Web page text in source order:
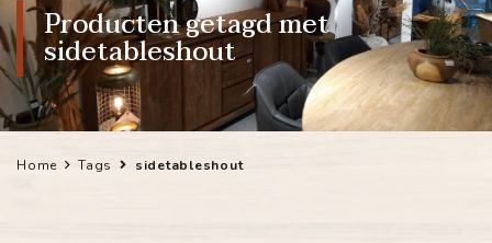
Producten getagd met
sidetableshout
Home Tags sidetableshout